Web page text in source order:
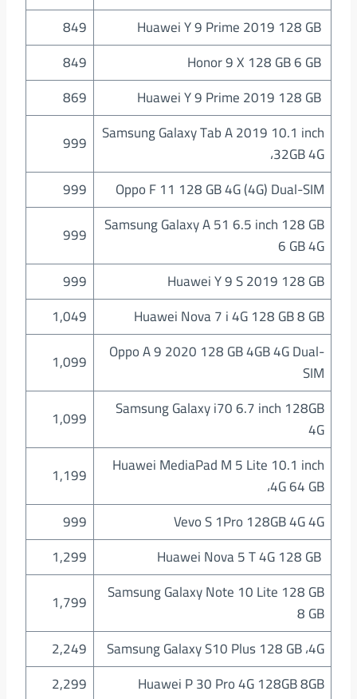
Huawei Y 9 Prime 2019 128 GB
849
Honor 9 X 128 GB 6 GB
849
Huawei Y 9 Prime 2019 128 GB
869
Samsung Galaxy Tab A 2019 10.1 inch
،32GB 4G
999
Oppo F 11 128 GB 4G (4G) Dual-SIM
999
Samsung Galaxy A 51 6.5 inch 128 GB
6 GB 4G
999
Huawei Y 9 S 2019 128 GB
999
Huawei Nova 7 i 4G 128 GB 8 GB
1,049
Oppo A 9 2020 128 GB 4GB 4G Dual-
SIM
1,099
Samsung Galaxy i70 6.7 inch 128GB
4G
1,099
Huawei MediaPad M 5 Lite 10.1 inch
،4G 64 GB
1,199
Vevo S 1Pro 128GB 4G 4G
999
Huawei Nova 5 T 4G 128 GB
1,299
Samsung Galaxy Note 10 Lite 128 GB
8 GB
1,799
Samsung Galaxy S10 Plus 128 GB ،4G
2,249
Huawei P 30 Pro 4G 128GB 8GB
2,299